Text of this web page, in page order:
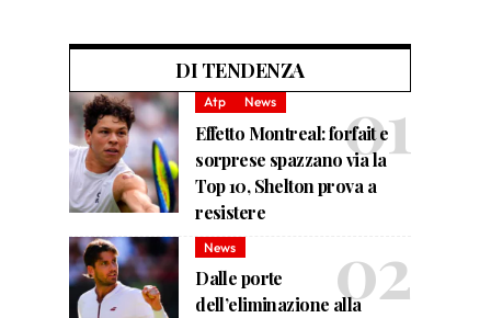
DI TENDENZA
Atp News
Effetto Montreal: forfait e
sorprese spazzano via la
Top 10, Shelton prova a
resistere
News
Dalle porte
dell’eliminazione alla